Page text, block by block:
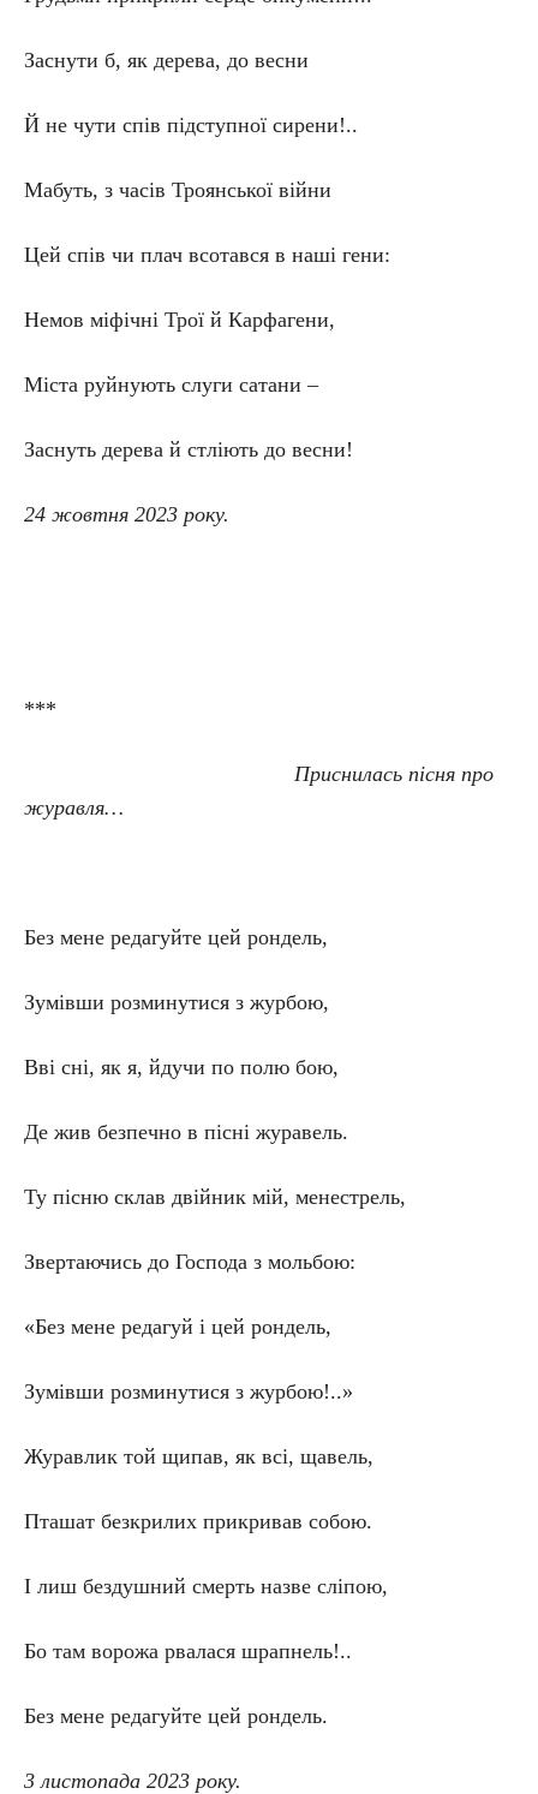
Заснути б, як дерева, до весни
Й не чути спів підступної сирени!..
Мабуть, з часів Троянської війни
Цей спів чи плач всотався в наші гени:
Немов міфічні Трої й Карфагени,
Міста руйнують слуги сатани –
Заснуть дерева й стліють до весни!
24 жовтня 2023 року.
***
Приснилась пісня про
журавля…
Без мене редагуйте цей рондель,
Зумівши розминутися з журбою,
Вві сні, як я, йдучи по полю бою,
Де жив безпечно в пісні журавель.
Ту пісню склав двійник мій, менестрель,
Звертаючись до Господа з мольбою:
«Без мене редагуй і цей рондель,
Зумівши розминутися з журбою!..»
Журавлик той щипав, як всі, щавель,
Пташат безкрилих прикривав собою.
І лиш бездушний смерть назве сліпою,
Бо там ворожа рвалася шрапнель!..
Без мене редагуйте цей рондель.
3 листопада 2023 року.